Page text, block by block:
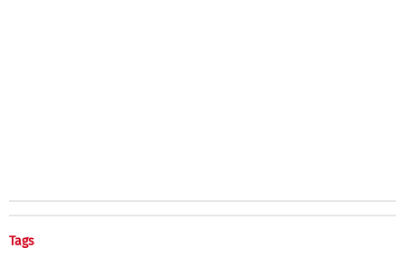
Tags